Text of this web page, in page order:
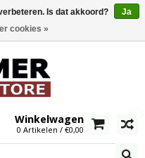
Winkelwagen
0 Artikelen / €0,00
Is dat akkoord?
Ja
cookies »